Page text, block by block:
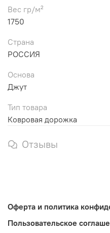
Вес гр/м²
1750
Страна
РОССИЯ
Основа
Джут
Тип товара
Ковровая дорожка
Отзывы
Оферта и политика
Пользовательское